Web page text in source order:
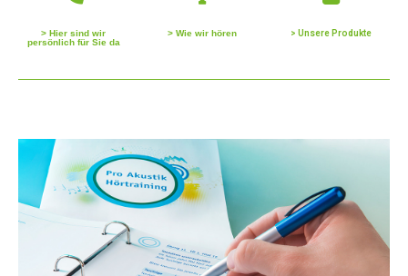
> Hier sind wir
persönlich für Sie da
> Wie wir hören > Unsere Produkte